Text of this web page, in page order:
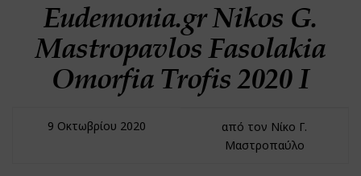
Eudemonia.gr Nikos G.
Mastropavlos Fasolakia
Omorfia Trofis 2020 I
9 Οκτωβρίου 2020
από τον Νίκο Γ.
Μαστροπαύλο